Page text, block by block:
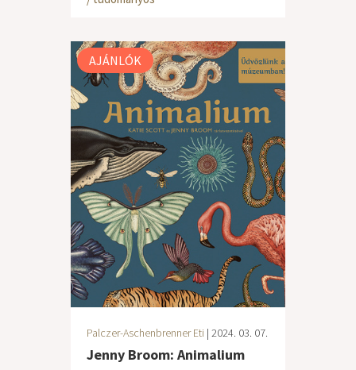
AJÁNLÓK
Palczer-Aschenbrenner Eti | 2024. 03. 07.
Jenny Broom: Animalium